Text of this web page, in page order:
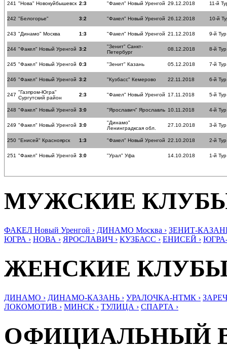
241 "Нова" Новокуйбышевск 2:3 "Факел" Новый Уренгой 29.12.2018 11-й
242 "Белогорье" 3:2 "Факел" Новый Уренгой 26.12.2018 10-й
243 "Динамо" Москва 1:3 "Факел" Новый Уренгой 21.12.2018 9-й Тур
244 "Факел" Новый Уренгой 3:2
"Зенит" Санкт-
Петербург
08.12.2018 8-й Тур
245 "Факел" Новый Уренгой 0:3 "Зенит" Казань 05.12.2018 7-й Тур
246 "Факел" Новый Уренгой 3:2 "Кузбасс" Кемерово 22.11.2018 6-й Тур
247 "Газпром-Югра"
Сургутский район
2:3 "Факел" Новый Уренгой 17.11.2018 5-й Тур
248 "Факел" Новый Уренгой 3:0 "Ярославич" Ярославль 10.11.2018 4-й Тур
249 "Факел" Новый Уренгой 3:0
"Динамо"
Ленинградксая обл.
27.10.2018 3-й Тур
250 "Енисей" Красноярск 1:3 "Факел" Новый Уренгой 22.10.2018 2-й Тур
251 "Факел" Новый Уренгой 3:0 "Урал" Уфа 14.10.2018 1-й Тур
МУЖСКИЕ
ФАКЕЛ Новый Уренгой › ДИНАМО Москва › ЗЕНИТ-
ЮГРА › НОВА › ЯРОСЛАВИЧ › КУЗБАСС › ЕНИСЕЙ ›
ЖЕНСКИЕ
ДИНАМО › ДИНАМО-КАЗАНЬ › УРАЛОЧКА-НТМК ›
ЛОКОМОТИВ › МИНСК › ТУЛИЦА › СПАРТА ›
ОФИЦИАЛЬНЫЙ